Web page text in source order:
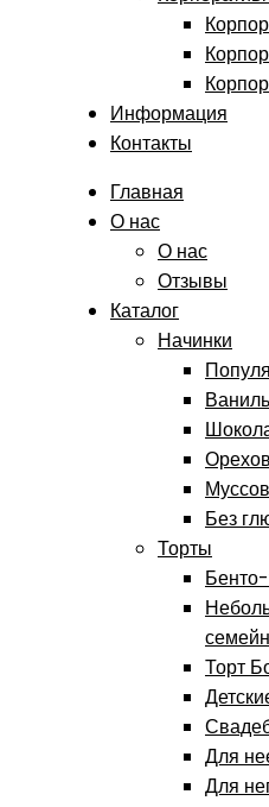
Информация
Контакты
Главная
О нас
О нас
Отзывы
Каталог
Начинки
Без
Торты
Торт
Для
Для